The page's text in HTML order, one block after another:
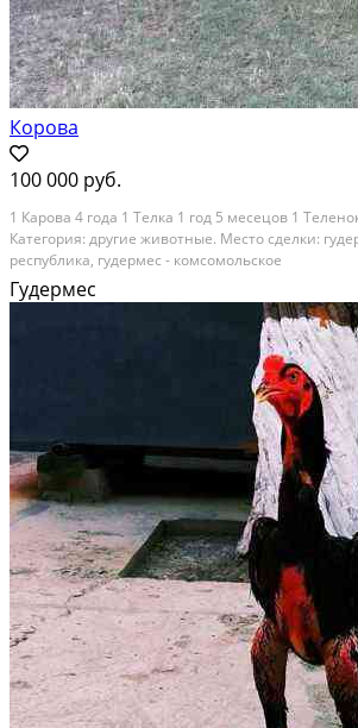
Корова
100 000 руб.
1 Карова 4 года 1 Телка 1 год 5 месецов 1
Категория: другие животные. Место сделки:
республика, гудермес - комсомольское
Гудермес